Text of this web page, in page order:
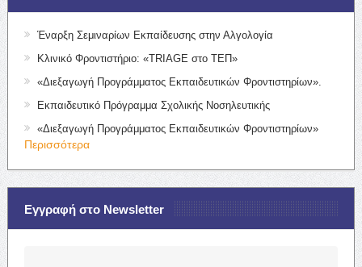
Έναρξη Σεμιναρίων Εκπαίδευσης στην Αλγολογία
Κλινικό Φροντιστήριο: «TRIAGE στο ΤΕΠ»
«Διεξαγωγή Προγράμματος Εκπαιδευτικών Φροντιστηρίων».
Εκπαιδευτικό Πρόγραμμα Σχολικής Νοσηλευτικής
«Διεξαγωγή Προγράμματος Εκπαιδευτικών Φροντιστηρίων»
Περισσότερα
Εγγραφή στο Newsletter